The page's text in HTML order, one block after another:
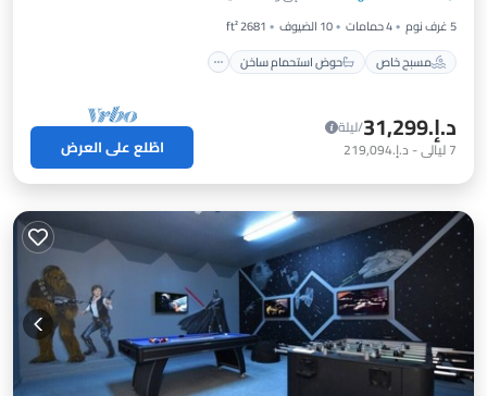
5 غرف نوم
4 حمامات 10 الضيوف
2681 ft²
مسبح خاص
حوض استحمام ساخن
د.إ.‏31,299
/ليلة
7ليالي- د.إ.‏219,094 اطّلع على العرض